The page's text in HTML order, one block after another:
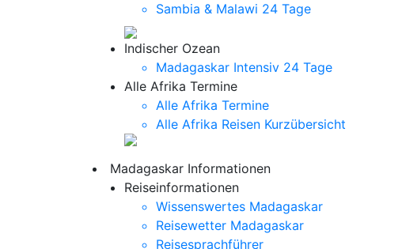
Sambia & Malawi 24 Tage
Indischer Ozean
Madagaskar Intensiv 24 Tage
Alle Afrika Termine
Alle Afrika Termine
Alle Afrika Reisen Kurzübersicht
Madagaskar Informationen
Reiseinformationen
Wissenswertes Madagaskar
Reisewetter Madagaskar
Reisesprachführer